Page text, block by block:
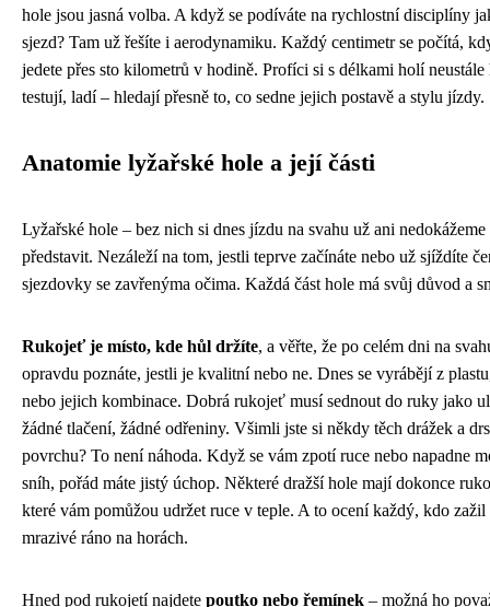
hole jsou jasná volba. A když se podíváte na rychlostní disciplíny
sjezd? Tam už řešíte i aerodynamiku. Každý centimetr se počítá,
jedete přes sto kilometrů v hodině. Profíci si s délkami holí neustále
testují, ladí – hledají přesně to, co sedne jejich postavě a stylu jízdy.
Anatomie lyžařské hole a její části
Lyžařské hole – bez nich si dnes jízdu na svahu už ani nedokážeme
představit. Nezáleží na tom, jestli teprve začínáte nebo už sjíždíte
sjezdovky se zavřenýma očima. Každá část hole má svůj důvod a
Rukojeť je místo, kde hůl držíte, a věřte, že po celém dni na
opravdu poznáte, jestli je kvalitní nebo ne. Dnes se vyrábějí z
nebo jejich kombinace. Dobrá rukojeť musí sednout do ruky jako
žádné tlačení, žádné odřeniny. Všimli jste si někdy těch drážek a
povrchu? To není náhoda. Když se vám zpotí ruce nebo napadne
sníh, pořád máte jistý úchop. Některé dražší hole mají dokonce
které vám pomůžou udržet ruce v teple. A to ocení každý, kdo zažil
mrazivé ráno na horách.
Hned pod rukojetí najdete poutko nebo řemínek – možná ho